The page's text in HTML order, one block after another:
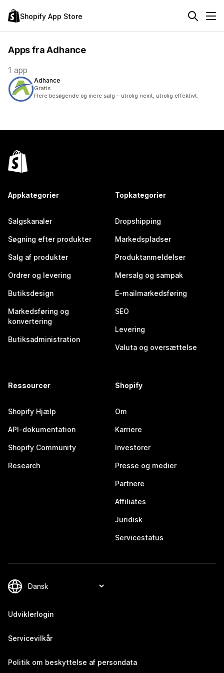
Shopify App Store
Apps fra Adhance
1 app
Adhance
Gratis
Flere besøgende og mere salg – utrolig nemt, utrolig effektivt.
Appkategorier
Salgskanaler
Søgning efter produkter
Salg af produkter
Ordrer og levering
Butiksdesign
Markedsføring og
konvertering
Butiksadministration
Topkategorier
Dropshipping
Markedspladser
Produktanmeldelser
Mersalg og sampak
E-mailmarkedsføring
SEO
Levering
Valuta og oversættelse
Ressourcer
Shopify Hjælp
API-dokumentation
Shopify Community
Research
Shopify
Om
Karriere
Investorer
Presse og medier
Partnere
Affiliates
Juridisk
Servicestatus
Udviklerlogin
Servicevilkår
Politik om beskyttelse af persondata